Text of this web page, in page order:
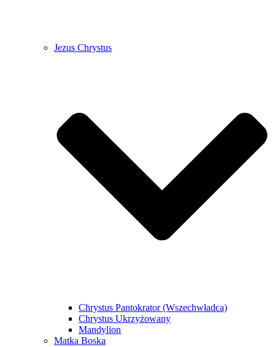
Jezus Chrystus
Chrystus Pantokrator (Wszechwładca)
Chrystus Ukrzyżowany
Mandylion
Matka Boska